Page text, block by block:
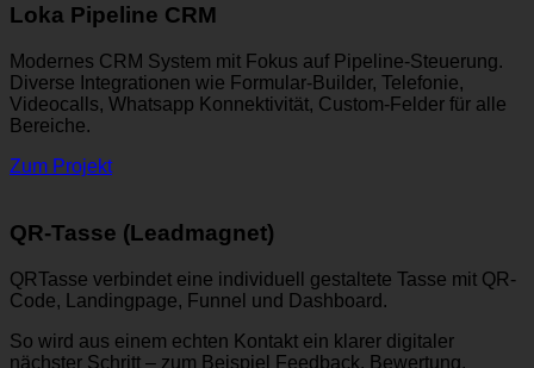
Loka Pipeline CRM
Modernes CRM System mit Fokus auf Pipeline-Steuerung.
Diverse Integrationen wie Formular-Builder, Telefonie,
Videocalls, Whatsapp Konnektivität, Custom-Felder für alle
Bereiche.
Zum Projekt
QR-Tasse (Leadmagnet)
QRTasse verbindet eine individuell gestaltete Tasse mit QR-
Code, Landingpage, Funnel und Dashboard.
So wird aus einem echten Kontakt ein klarer digitaler
nächster Schritt – zum Beispiel Feedback, Bewertung,